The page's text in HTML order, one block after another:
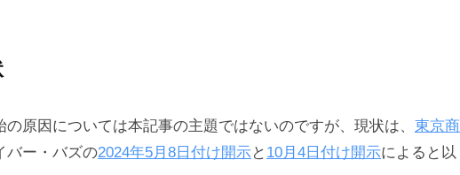
原因については本記事の主題ではないのですが、現状は、 東京商
バー・バズの2024年5月8日付け開示と 10月4日付け開示によると以